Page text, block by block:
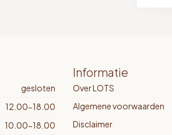
gesloten
12.00-18.00
10.00-18.00
Informatie
Over LOTS
Algemene voorwaarden
Disclaimer